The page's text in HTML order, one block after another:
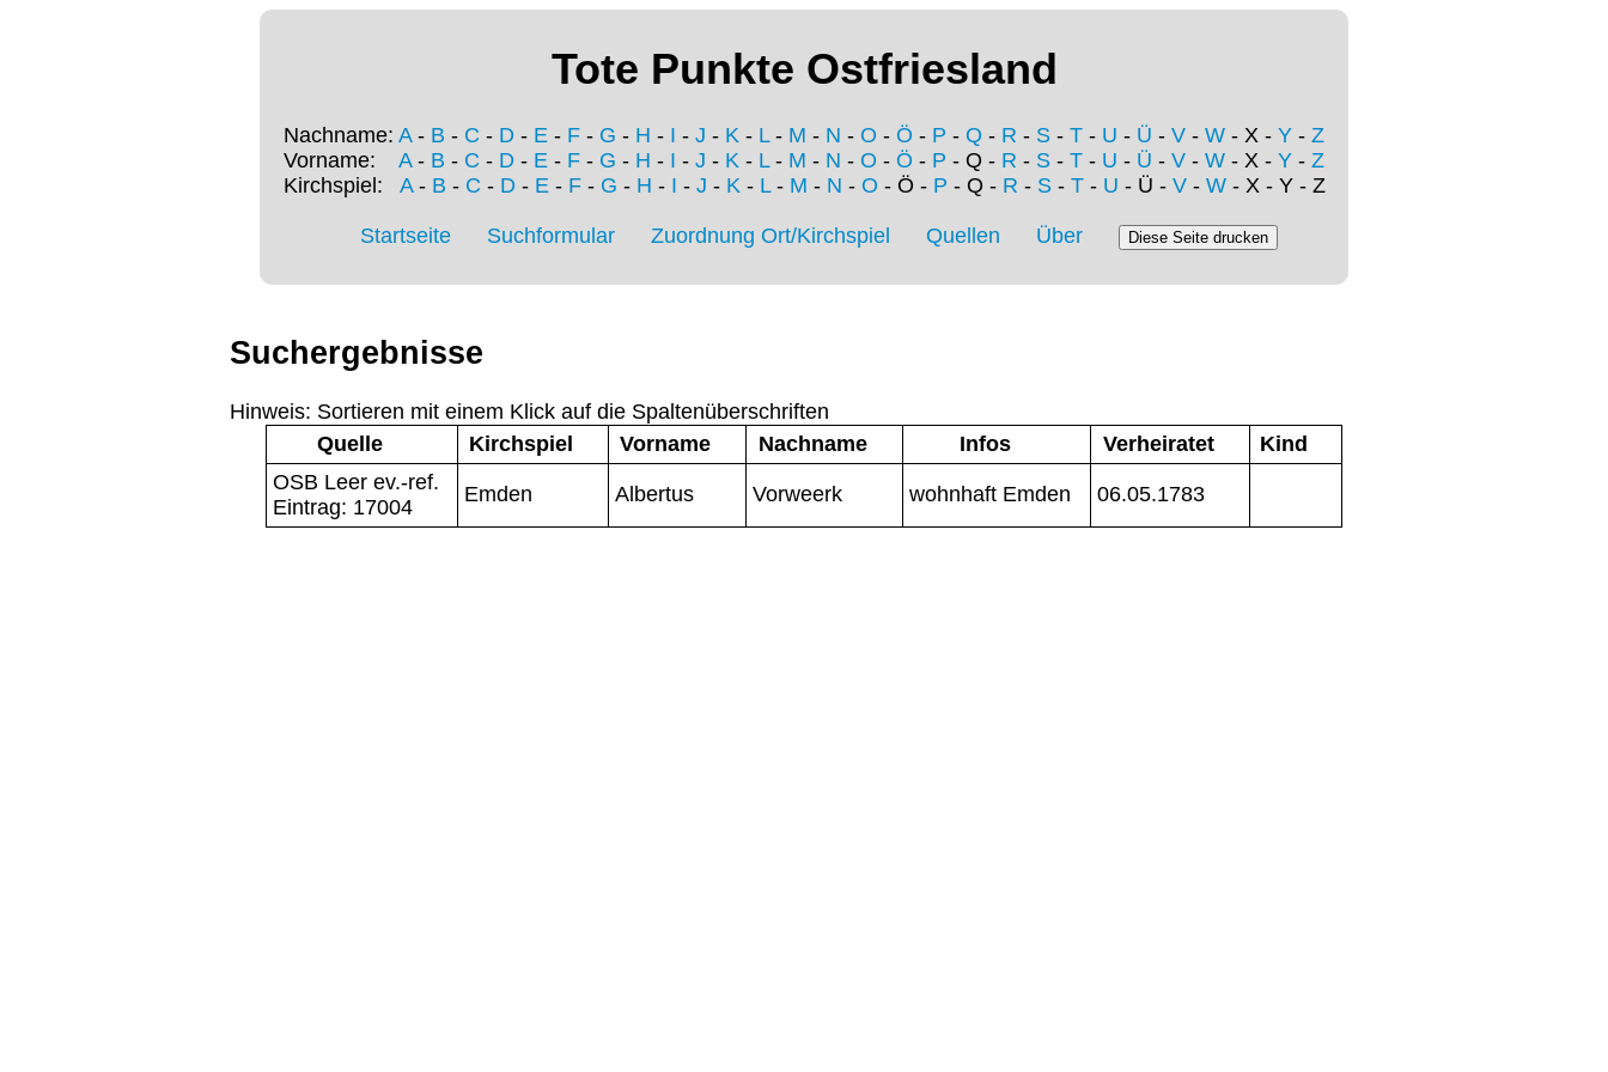
Tote Punkte Ostfriesland
Nachname: A- B - C - D - E - F - G - H - I - J - K - L- M - N - O - Ö - P - Q - R - S - T - U - Ü - V - W - X - Y - Z
Vorname: A- B - C - D - E - F - G - H - I - J - K - L- M - N - O - Ö - P - Q - R - S - T - U - Ü - V - W - X - Y - Z
Kirchspiel: A- B - C - D- E- F- G - H - I - J - K- L- M - N - O - Ö - P - Q - R - S- T- U - Ü - V- W- X - Y - Z
Startseite Suchformular Zuordnung Ort/Kirchspiel Quellen Über
Suchergebnisse
Hinweis: Sortieren mit einem Klick auf die Spaltenüberschriften
Quelle
Kirchspiel Vorname Nachname Infos Verheiratet
Kind
OSB Leer ev.-ref.
Eintrag: 17004
Emden Albertus Vorweerk wohnhaft Emden 06.05.1783